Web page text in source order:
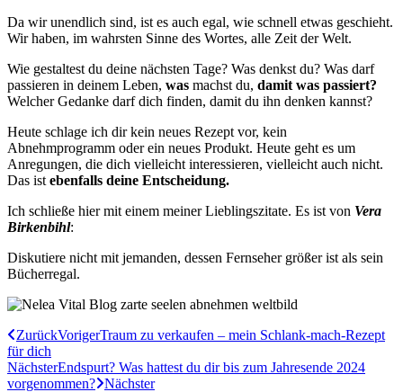
Da wir unendlich sind, ist es auch egal, wie schnell etwas geschieht.
Wir haben, im wahrsten Sinne des Wortes, alle Zeit der Welt.
Wie gestaltest du deine nächsten Tage? Was denkst du? Was darf
passieren in deinem Leben, was machst du, damit was passiert?
Welcher Gedanke darf dich finden, damit du ihn denken kannst?
Heute schlage ich dir kein neues Rezept vor, kein
Abnehmprogramm oder ein neues Produkt. Heute geht es um
Anregungen, die dich vielleicht interessieren, vielleicht auch nicht.
Das ist ebenfalls deine Entscheidung.
Ich schließe hier mit einem meiner Lieblingszitate. Es ist von Vera
Birkenbihl:
Diskutiere nicht mit jemanden, dessen Fernseher größer ist als sein
Bücherregal.
ZurückVorigerTraum zu verkaufen – mein Schlank-mach-Rezept
für dich
NächsterEndspurt? Was hattest du dir bis zum Jahresende 2024
vorgenommen? Nächster